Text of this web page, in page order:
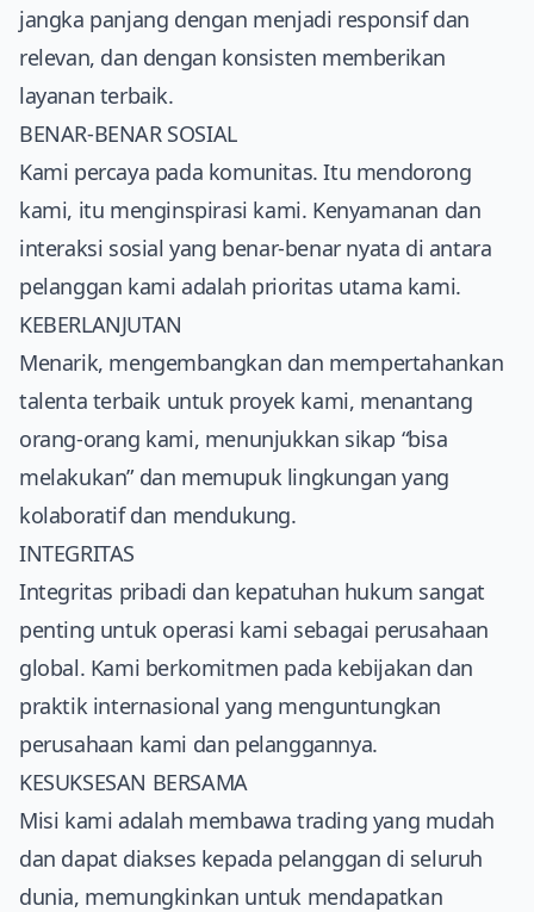
jangka panjang dengan menjadi responsif dan
relevan, dan dengan konsisten memberikan
layanan terbaik.
BENAR-BENAR SOSIAL
Kami percaya pada komunitas. Itu mendorong
kami, itu menginspirasi kami. Kenyamanan dan
interaksi sosial yang benar-benar nyata di antara
pelanggan kami adalah prioritas utama kami.
KEBERLANJUTAN
Menarik, mengembangkan dan mempertahankan
talenta terbaik untuk proyek kami, menantang
orang-orang kami, menunjukkan sikap “bisa
melakukan” dan memupuk lingkungan yang
kolaboratif dan mendukung.
INTEGRITAS
Integritas pribadi dan kepatuhan hukum sangat
penting untuk operasi kami sebagai perusahaan
global. Kami berkomitmen pada kebijakan dan
praktik internasional yang menguntungkan
perusahaan kami dan pelanggannya.
KESUKSESAN BERSAMA
Misi kami adalah membawa trading yang mudah
dan dapat diakses kepada pelanggan di seluruh
dunia, memungkinkan untuk mendapatkan